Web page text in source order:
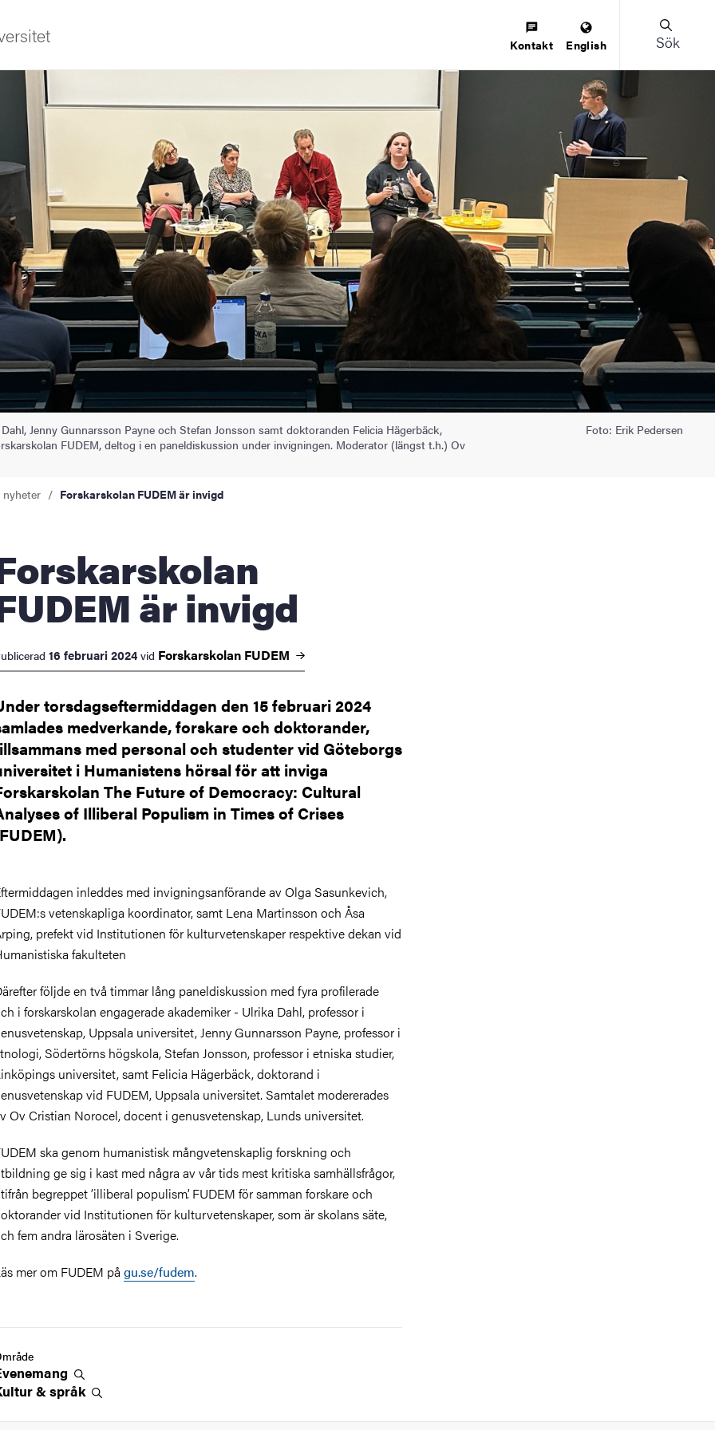
innovation
Kontakt English Sök
Jenny Gunnarsson Payne och Stefan Jonsson samt doktoranden Felicia Hägerbäck,
FUDEM, deltog i en paneldiskussion under invigningen. Moderator (längst t.h.) Ov
Foto: Erik Pedersen
nyheter Forskarskolan FUDEM är invigd
är invigd
16 februari 2024 vid Forskarskolan FUDEM
torsdagseftermiddagen den 15 februari 2024
medverkande, forskare och doktorander,
med personal och studenter vid Göteborgs
i Humanistens hörsal för att inviga
The Future of Democracy: Cultural
of Illiberal Populism in Times of Crises
inleddes med invigningsanförande av Olga Sasunkevich,
vetenskapliga koordinator, samt Lena Martinsson och Åsa
prefekt vid Institutionen för kulturvetenskaper respektive dekan vid
fakulteten
följde en två timmar lång paneldiskussion med fyra profilerade
i forskarskolan engagerade akademiker - Ulrika Dahl, professor i
Uppsala universitet, Jenny Gunnarsson Payne, professor i
Södertörns högskola, Stefan Jonsson, professor i etniska studier,
universitet, samt Felicia Hägerbäck, doktorand i
vid FUDEM, Uppsala universitet. Samtalet modererades
Ov Cristian Norocel, docent i genusvetenskap, Lunds universitet.
ska genom humanistisk mångvetenskaplig forskning och
ge sig i kast med några av vår tids mest kritiska samhällsfrågor,
begreppet ’illiberal populism’. FUDEM för samman forskare och
vid Institutionen för kulturvetenskaper, som är skolans säte,
fem andra lärosäten i Sverige.
mer om FUDEM på gu.se/fudem.
&språk